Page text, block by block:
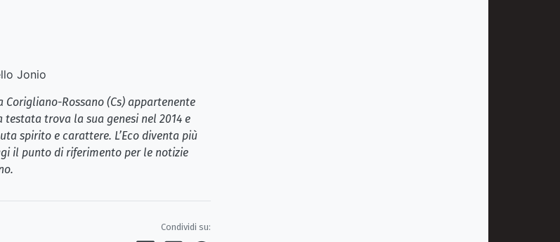
Jonio
Rossano (Cs) appartenente
trova la sua genesi nel 2014 e
spirito e carattere. L’Eco diventa più
il punto di riferimento per le notizie
Condividi su: